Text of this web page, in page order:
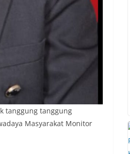
tanggung tanggung
Masyarakat Monitor